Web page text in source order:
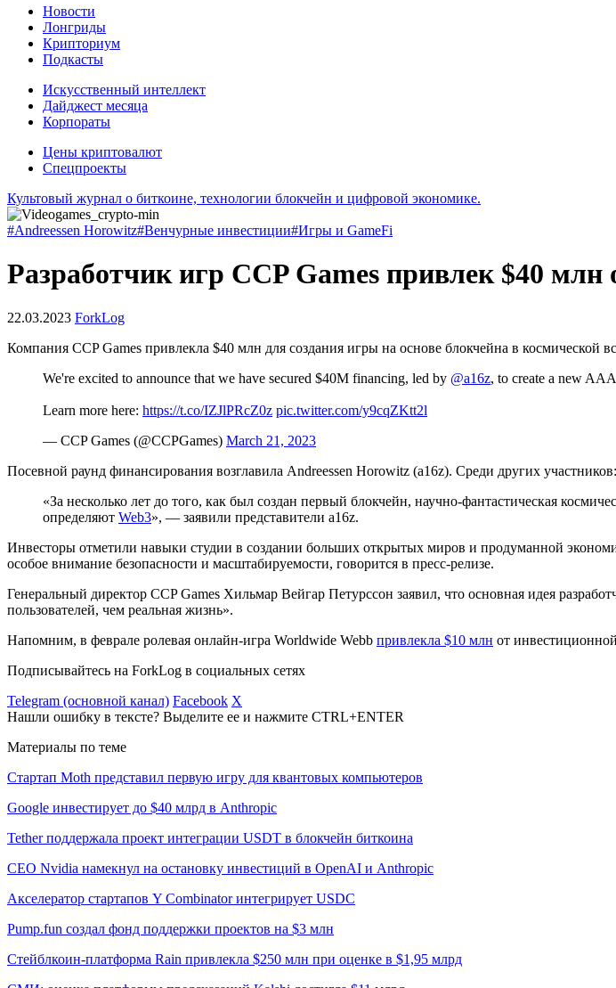
Новости
Лонгриды
Крипториум
Подкасты
Искусственный интеллект
Дайджест месяца
Корпораты
Цены криптовалют
Спецпроекты
Культовый журнал о биткоине, технологии блокчейн и цифровой экономике.
#Andreessen Horowitz#Венчурные инвестиции#Игры и GameFi
Разработчик игр CCP Games привлек $40 млн
22.03.2023 ForkLog
Компания CCP Games привлекла $40 млн для создания игры на основе блокчейна в космической
We're excited to announce that we have secured $40M financing, led by @a16z, to create a new
Learn more here: https://t.co/IZJlPRcZ0z pic.twitter.com/y9cqZKtt2l
— CCP Games (@CCPGames) March 21, 2023
Посевной раунд финансирования возглавила Andreessen Horowitz (a16z). Среди других
«За несколько лет до того, как был создан первый блокчейн, научно-фантастическая
определяют Web3», — заявили представители a16z.
Инвесторы отметили навыки студии в создании больших открытых миров и продуманной
особое внимание безопасности и масштабируемости, говорится в пресс-релизе.
Генеральный директор CCP Games Хильмар Вейгар Петурссон заявил, что основная идея
пользователей, чем реальная жизнь».
Напомним, в феврале ролевая онлайн-игра Worldwide Webb привлекла $10 млн от
Подписывайтесь на ForkLog в социальных сетях
Telegram (основной канал) Facebook X
Нашли ошибку в тексте? Выделите ее и нажмите CTRL+ENTER
Материалы по теме
Стартап Moth представил первую игру для квантовых компьютеров
Google инвестирует до $40 млрд в Anthropic
Tether поддержала проект интеграции USDT в блокчейн биткоина
CEO Nvidia намекнул на остановку инвестиций в OpenAI и Anthropic
Акселератор стартапов Y Combinator интегрирует USDC
Pump.fun создал фонд поддержки проектов на $3 млн
Стейблкоин-платформа Rain привлекла $250 млн при оценке в $1,95 млрд